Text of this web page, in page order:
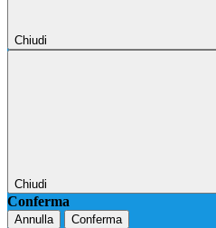
Chiudi
Chiudi
Conferma
Annulla Conferma